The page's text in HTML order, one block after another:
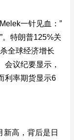
一针见血：”
。特朗普125%关
全球经济增长
议纪要显示，
利率期货显示6
新高，背后是日